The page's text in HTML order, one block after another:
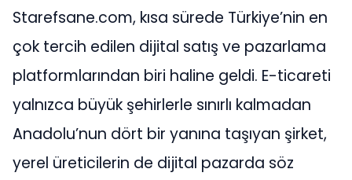
Starefsane.com, kısa sürede Türkiye’nin en
çok tercih edilen dijital satış ve pazarlama
platformlarından biri haline geldi. E-ticareti
yalnızca büyük şehirlerle sınırlı kalmadan
Anadolu’nun dört bir yanına taşıyan şirket,
yerel üreticilerin de dijital pazarda söz